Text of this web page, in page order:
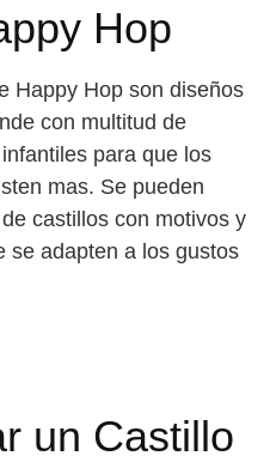
Hop
Happy Hop son diseños
con multitud de
para que los
mas. Se pueden
castillos con motivos y
se adapten a los gustos
un Castillo